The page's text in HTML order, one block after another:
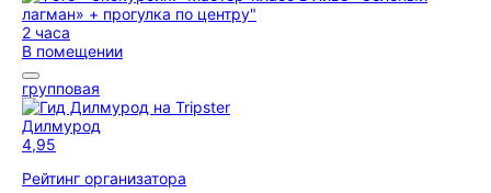
2 часа
В помещении
групповая
Дилмурод
4,95
Рейтинг организатора